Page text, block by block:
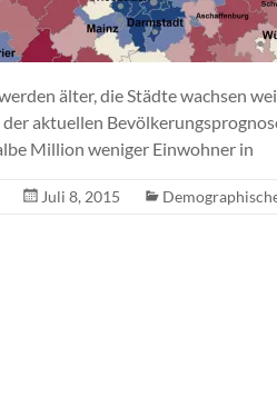
älter, die Städte wachsen
der aktuellen
Million weniger Einwohner in
Juli 8, 2015